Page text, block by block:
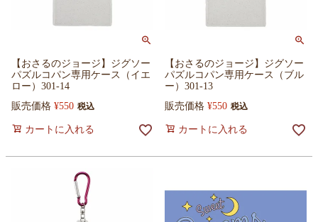
【おさるのジョージ】ジグソー
パズルコパン専用ケース（イエ
ロー）301-14
販売価格 ¥550 税込
カートに入れる
【おさるのジョージ】ジグソー
パズルコパン専用ケース（ブル
ー）301-13
販売価格 ¥550 税込
カートに入れる